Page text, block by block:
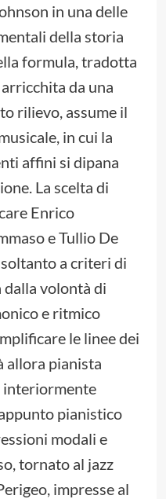
in una delle
della storia
formula, tradotta
da una
rilievo, assume il
in cui la
affini si dipana
La scelta di
Enrico
e Tullio De
a criteri di
dalla volontà di
e ritmico
le linee dei
allora pianista
interiormente
pianistico
modali e
tornato al jazz
impresse al